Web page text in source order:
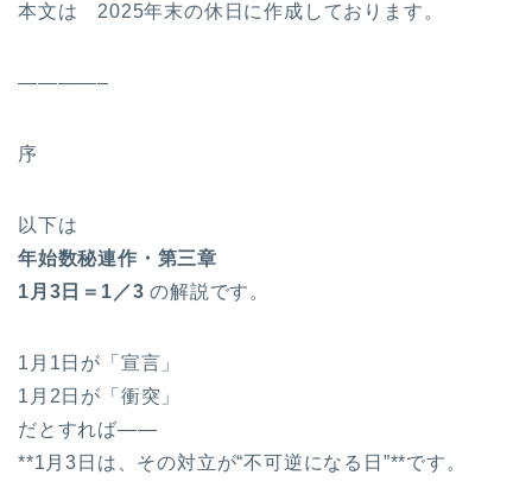
本文は 2025年末の休日に作成しております。
————–
序
以下は
年始数秘連作・第三章
1月3日＝1／3 の解説です。
1月1日が「宣言」
1月2日が「衝突」
だとすれば――
**1月3日は、その対立が“不可逆になる日”**です。